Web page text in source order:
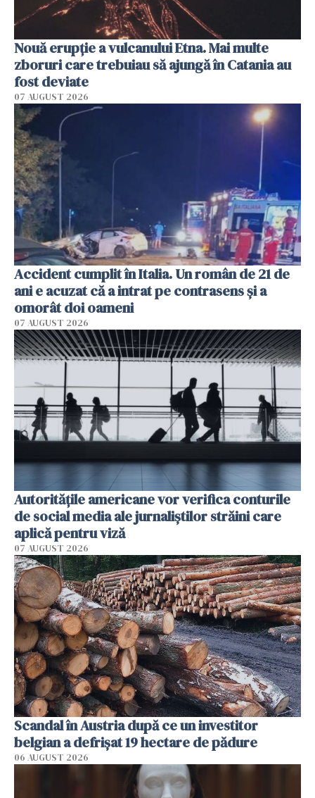
Nouă erupție a vulcanului Etna. Mai multe
zboruri care trebuiau să ajungă în Catania au
fost deviate
07 AUGUST 2026
Accident cumplit în Italia. Un român de 21 de
ani e acuzat că a intrat pe contrasens și a
omorât doi oameni
07 AUGUST 2026
Autorităţile americane vor verifica conturile
de social media ale jurnaliştilor străini care
aplică pentru viză
07 AUGUST 2026
Scandal în Austria după ce un investitor
belgian a defrișat 19 hectare de pădure
06 AUGUST 2026